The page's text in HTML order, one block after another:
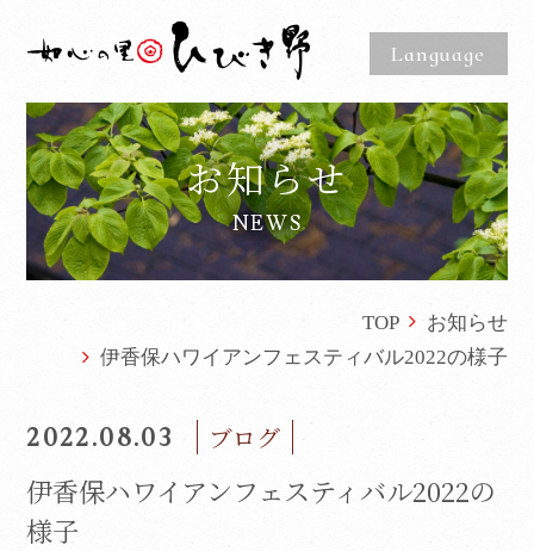
Language
お知らせ
NEWS
TOP
お知らせ
伊香保ハワイアンフェスティバル2022の様子
2022.08.03 ブログ
伊香保ハワイアンフェスティバル2022の
様子